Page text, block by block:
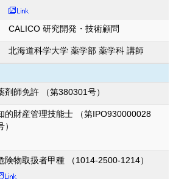
CALICO 研究開発・技術顧問
北海道科学大学 薬学部 薬学科 講師
剤師免許 （第380301号）
的財産管理技能士 （第IPO930000028
）
険物取扱者甲種 （1014-2500-1214）